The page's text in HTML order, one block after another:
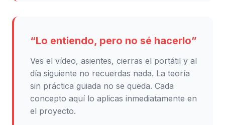
“Lo entiendo, pero no sé hacerlo”
Ves el vídeo, asientes, cierras el portátil y al
día siguiente no recuerdas nada. La teoría
sin práctica guiada no se queda. Cada
concepto aquí lo aplicas inmediatamente en
el proyecto.